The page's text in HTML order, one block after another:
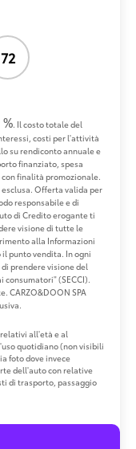
72
. Il costo totale del
costi per l'attività
su rendiconto annuale e
finanziato, spesa
finalità promozionale.
esclusa. Offerta valida per
responsabile e di
di Credito erogante ti
visione di tutte le
alla Informazioni
il punto vendita. In ogni
prendere visione del
consumatori" (SECCI).
CARZO&DOON SPA
all'età e al
quotidiano (non visibili
foto dove invece
dell'auto con relative
di trasporto, passaggio